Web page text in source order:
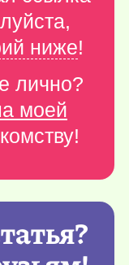
ниже!
лично?
моей